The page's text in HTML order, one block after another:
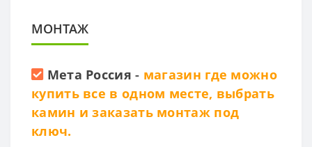
МОНТАЖ
Мета Россия - магазин где можно
купить все в одном месте, выбрать
камин и заказать монтаж под
ключ.